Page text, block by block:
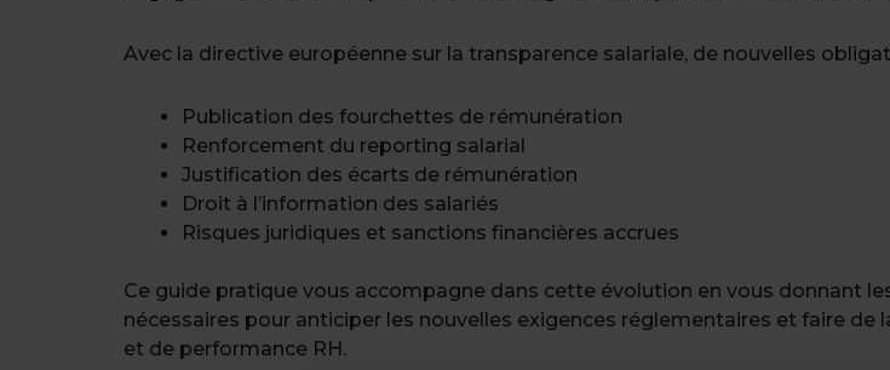
Avec la directive européenne sur la transparence salariale, de nouvelles
Publication des fourchettes de rémunération
Renforcement du reporting salarial
Justification des écarts de rémunération
Droit à l’information des salariés
Risques juridiques et sanctions financières accrues
Ce guide pratique vous accompagne dans cette évolution en vous donnant
nécessaires pour anticiper les nouvelles exigences réglementaires et faire de
et de performance RH.